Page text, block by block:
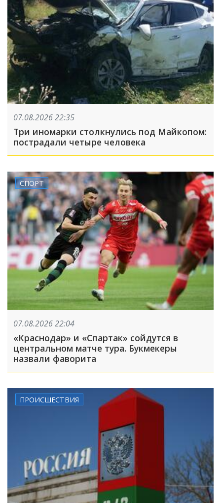
07.08.2026 22:35
Три иномарки столкнулись под Майкопом:
пострадали четыре человека
СПОРТ
07.08.2026 22:04
«Краснодар» и «Спартак» сойдутся в
центральном матче тура. Букмекеры
назвали фаворита
ПРОИСШЕСТВИЯ